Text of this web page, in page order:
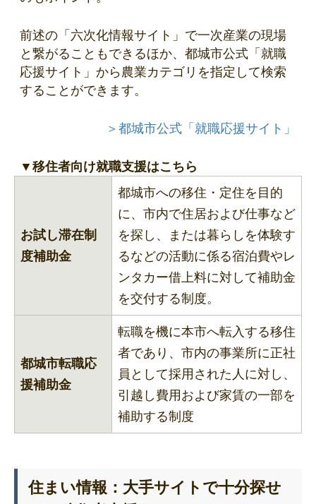
前述の「六次化情報サイト」で一次産業の現場
と繋がることもできるほか、都城市公式「就職
応援サイト」から農業カテゴリを指定して検索
することができます。
＞都城市公式「就職応援サイト」
▼移住者向け就職支援はこちら
お試し滞在制
度補助金
都城市への移住・定住を目的
に、市内で住居および仕事など
を探し、または暮らしを体験す
るなどの活動に係る宿泊費やレ
ンタカー借上料に対して補助金
を交付する制度。
都城市転職応
援補助金
転職を機に本市へ転入する移住
者であり、市内の事業所に正社
員として採用された人に対し、
引越し費用および家賃の一部を
補助する制度
住まい情報：大手サイトで十分探せ